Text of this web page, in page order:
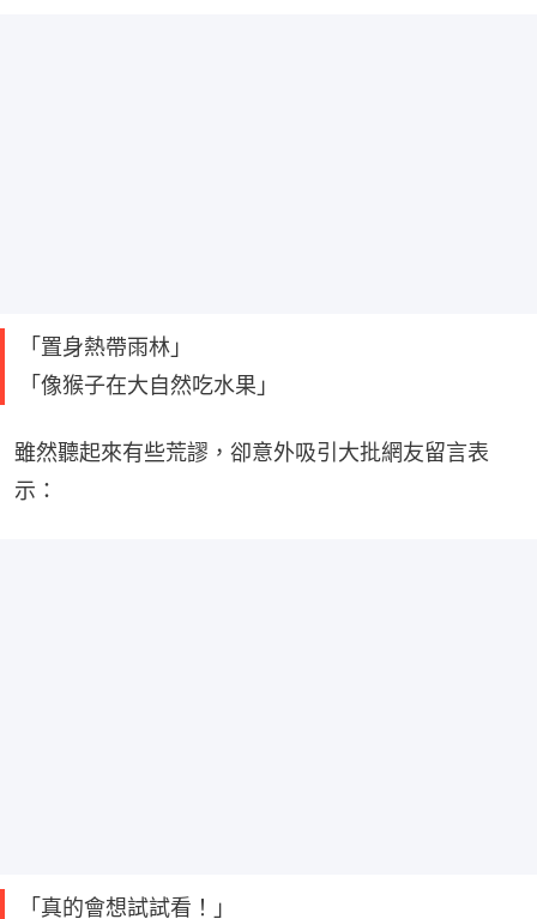
「置身熱帶雨林」
「像猴子在大自然吃水果」
雖然聽起來有些荒謬，卻意外吸引大批網友留言表
示：
「真的會想試試看！」